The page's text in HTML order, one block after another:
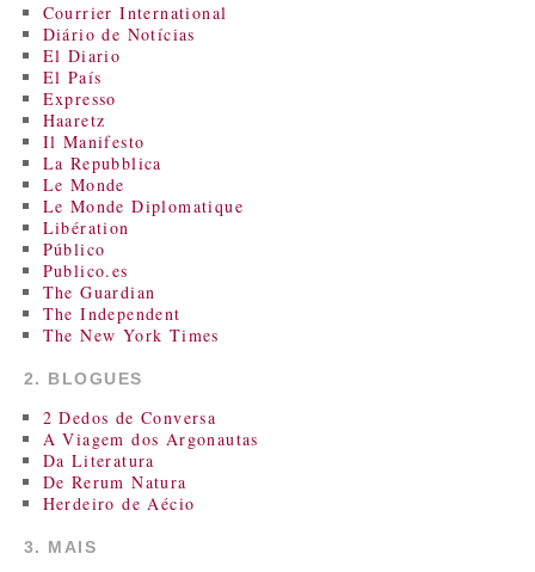
Courrier International
Diário de Notícias
El Diario
El País
Expresso
Haaretz
Il Manifesto
La Repubblica
Le Monde
Le Monde Diplomatique
Libération
Público
Publico.es
The Guardian
The Independent
The New York Times
2. BLOGUES
2 Dedos de Conversa
A Viagem dos Argonautas
Da Literatura
De Rerum Natura
Herdeiro de Aécio
3. MAIS